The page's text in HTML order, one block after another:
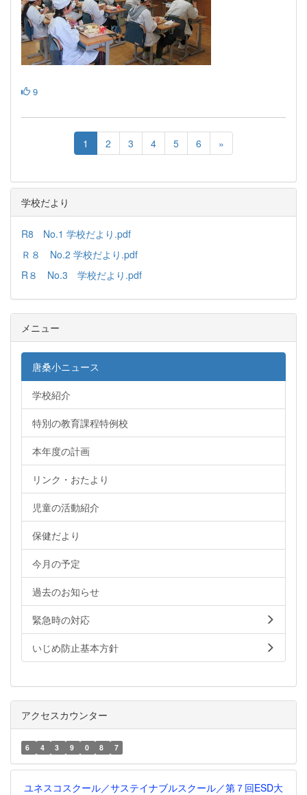
9
1 2 3 4 5 6 »
学校だより
R8 No.1 学校だより.pdf
Ｒ８ No.2 学校だより.pdf
R８ No.3 学校だより.pdf
メニュー
唐桑小ニュース
学校紹介
特別の教育課程特例校
本年度の計画
リンク・おたより
児童の活動紹介
保健だより
今月の予定
過去のお知らせ
緊急時の対応
いじめ防止基本方針
アクセスカウンター
6 4 3 9 0 8 7
ユネスコスクール／サステイナブルスクール／第７回ESD大